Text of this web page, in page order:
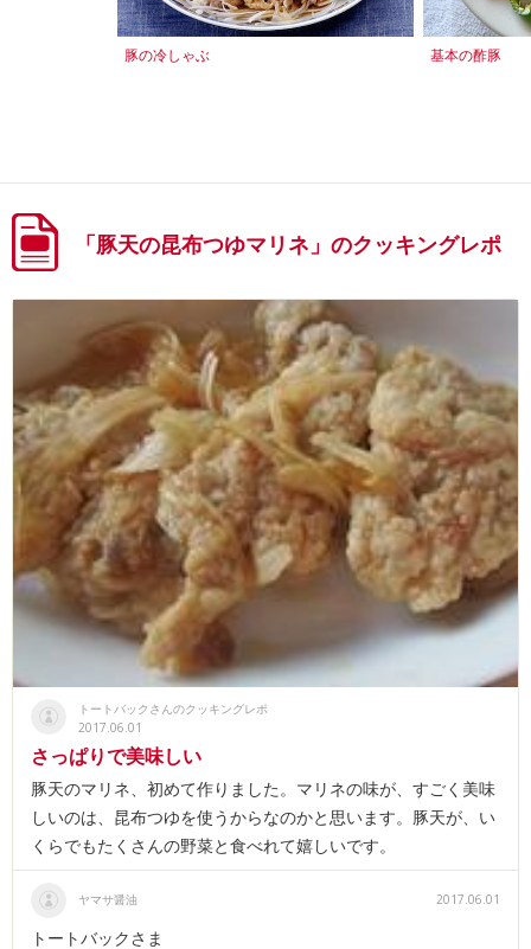
豚の冷しゃぶ 基本の酢豚
「豚天の昆布つゆマリネ」のクッキングレポ
トートバックさんのクッキングレポ
2017.06.01
さっぱりで美味しい
豚天のマリネ、初めて作りました。マリネの味が、すごく美味
しいのは、昆布つゆを使うからなのかと思います。豚天が、い
くらでもたくさんの野菜と食べれて嬉しいです。
ヤマサ醤油 2017.06.01
トートバックさま